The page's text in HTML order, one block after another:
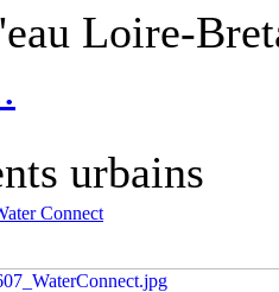
Loire-
urbains
Connect